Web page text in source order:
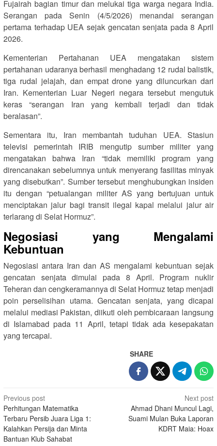
Fujairah bagian timur dan melukai tiga warga negara India.
Serangan pada Senin (4/5/2026) menandai serangan
pertama terhadap UEA sejak gencatan senjata pada 8 April
2026.
Kementerian Pertahanan UEA mengatakan sistem
pertahanan udaranya berhasil menghadang 12 rudal balistik,
tiga rudal jelajah, dan empat drone yang diluncurkan dari
Iran. Kementerian Luar Negeri negara tersebut mengutuk
keras “serangan Iran yang kembali terjadi dan tidak
beralasan”.
Sementara itu, Iran membantah tuduhan UEA. Stasiun
televisi pemerintah IRIB mengutip sumber militer yang
mengatakan bahwa Iran “tidak memiliki program yang
direncanakan sebelumnya untuk menyerang fasilitas minyak
yang disebutkan”. Sumber tersebut menghubungkan insiden
itu dengan “petualangan militer AS yang bertujuan untuk
menciptakan jalur bagi transit ilegal kapal melalui jalur air
terlarang di Selat Hormuz”.
Negosiasi yang Mengalami
Kebuntuan
Negosiasi antara Iran dan AS mengalami kebuntuan sejak
gencatan senjata dimulai pada 8 April. Program nuklir
Teheran dan cengkeramannya di Selat Hormuz tetap menjadi
poin perselisihan utama. Gencatan senjata, yang dicapai
melalui mediasi Pakistan, diikuti oleh pembicaraan langsung
di Islamabad pada 11 April, tetapi tidak ada kesepakatan
yang tercapai.
SHARE
Post
navigation
Previous post
Perhitungan Matematika
Terbaru Persib Juara Liga 1:
Kalahkan Persija dan Minta
Bantuan Klub Sahabat
Next post
Ahmad Dhani Muncul Lagi,
Suami Mulan Buka Laporan
KDRT Maia: Hoax